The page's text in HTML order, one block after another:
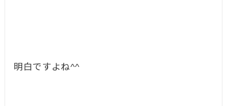
明白ですよね^^